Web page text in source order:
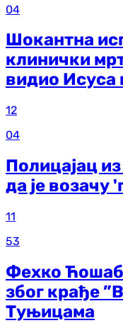
04
Шокантна
клинички
видио Исуса
12
04
Полицајац
да је возачу
11
53
Фехко
због крађе
Туњицама